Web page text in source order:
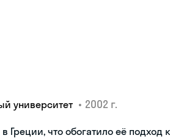
университет • 2002 г.
что обогатило её подход